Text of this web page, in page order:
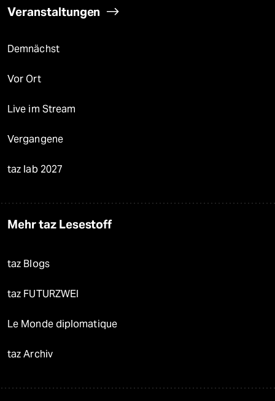
Veranstaltungen
Demnächst
Vor Ort
Live im Stream
Vergangene
taz lab 2027
Mehr taz Lesestoff
taz Blogs
taz FUTURZWEI
Le Monde diplomatique
taz Archiv